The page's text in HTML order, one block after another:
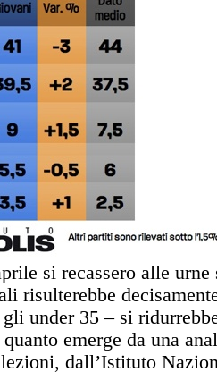
si recassero alle
risulterebbe
under 35 – si
emerge da una
dall’Istituto